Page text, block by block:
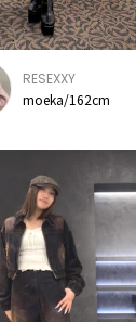
RESEXXY
moeka/162cm